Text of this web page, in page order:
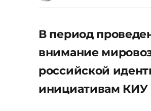
В период
внимание
российской
инициативам КИУ